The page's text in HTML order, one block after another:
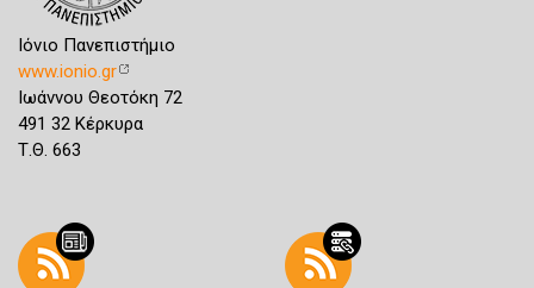
Ιόνιο Πανεπιστήμιο
www.ionio.gr
Ιωάννου Θεοτόκη 72
491 32 Κέρκυρα
Τ.Θ. 663